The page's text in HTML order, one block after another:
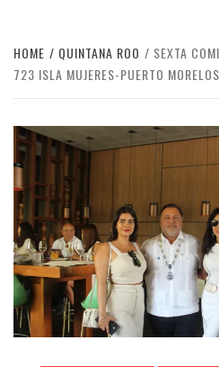
HOME QUINTANA ROO
SEXTA
723 ISLA MUJERES-PUERTO